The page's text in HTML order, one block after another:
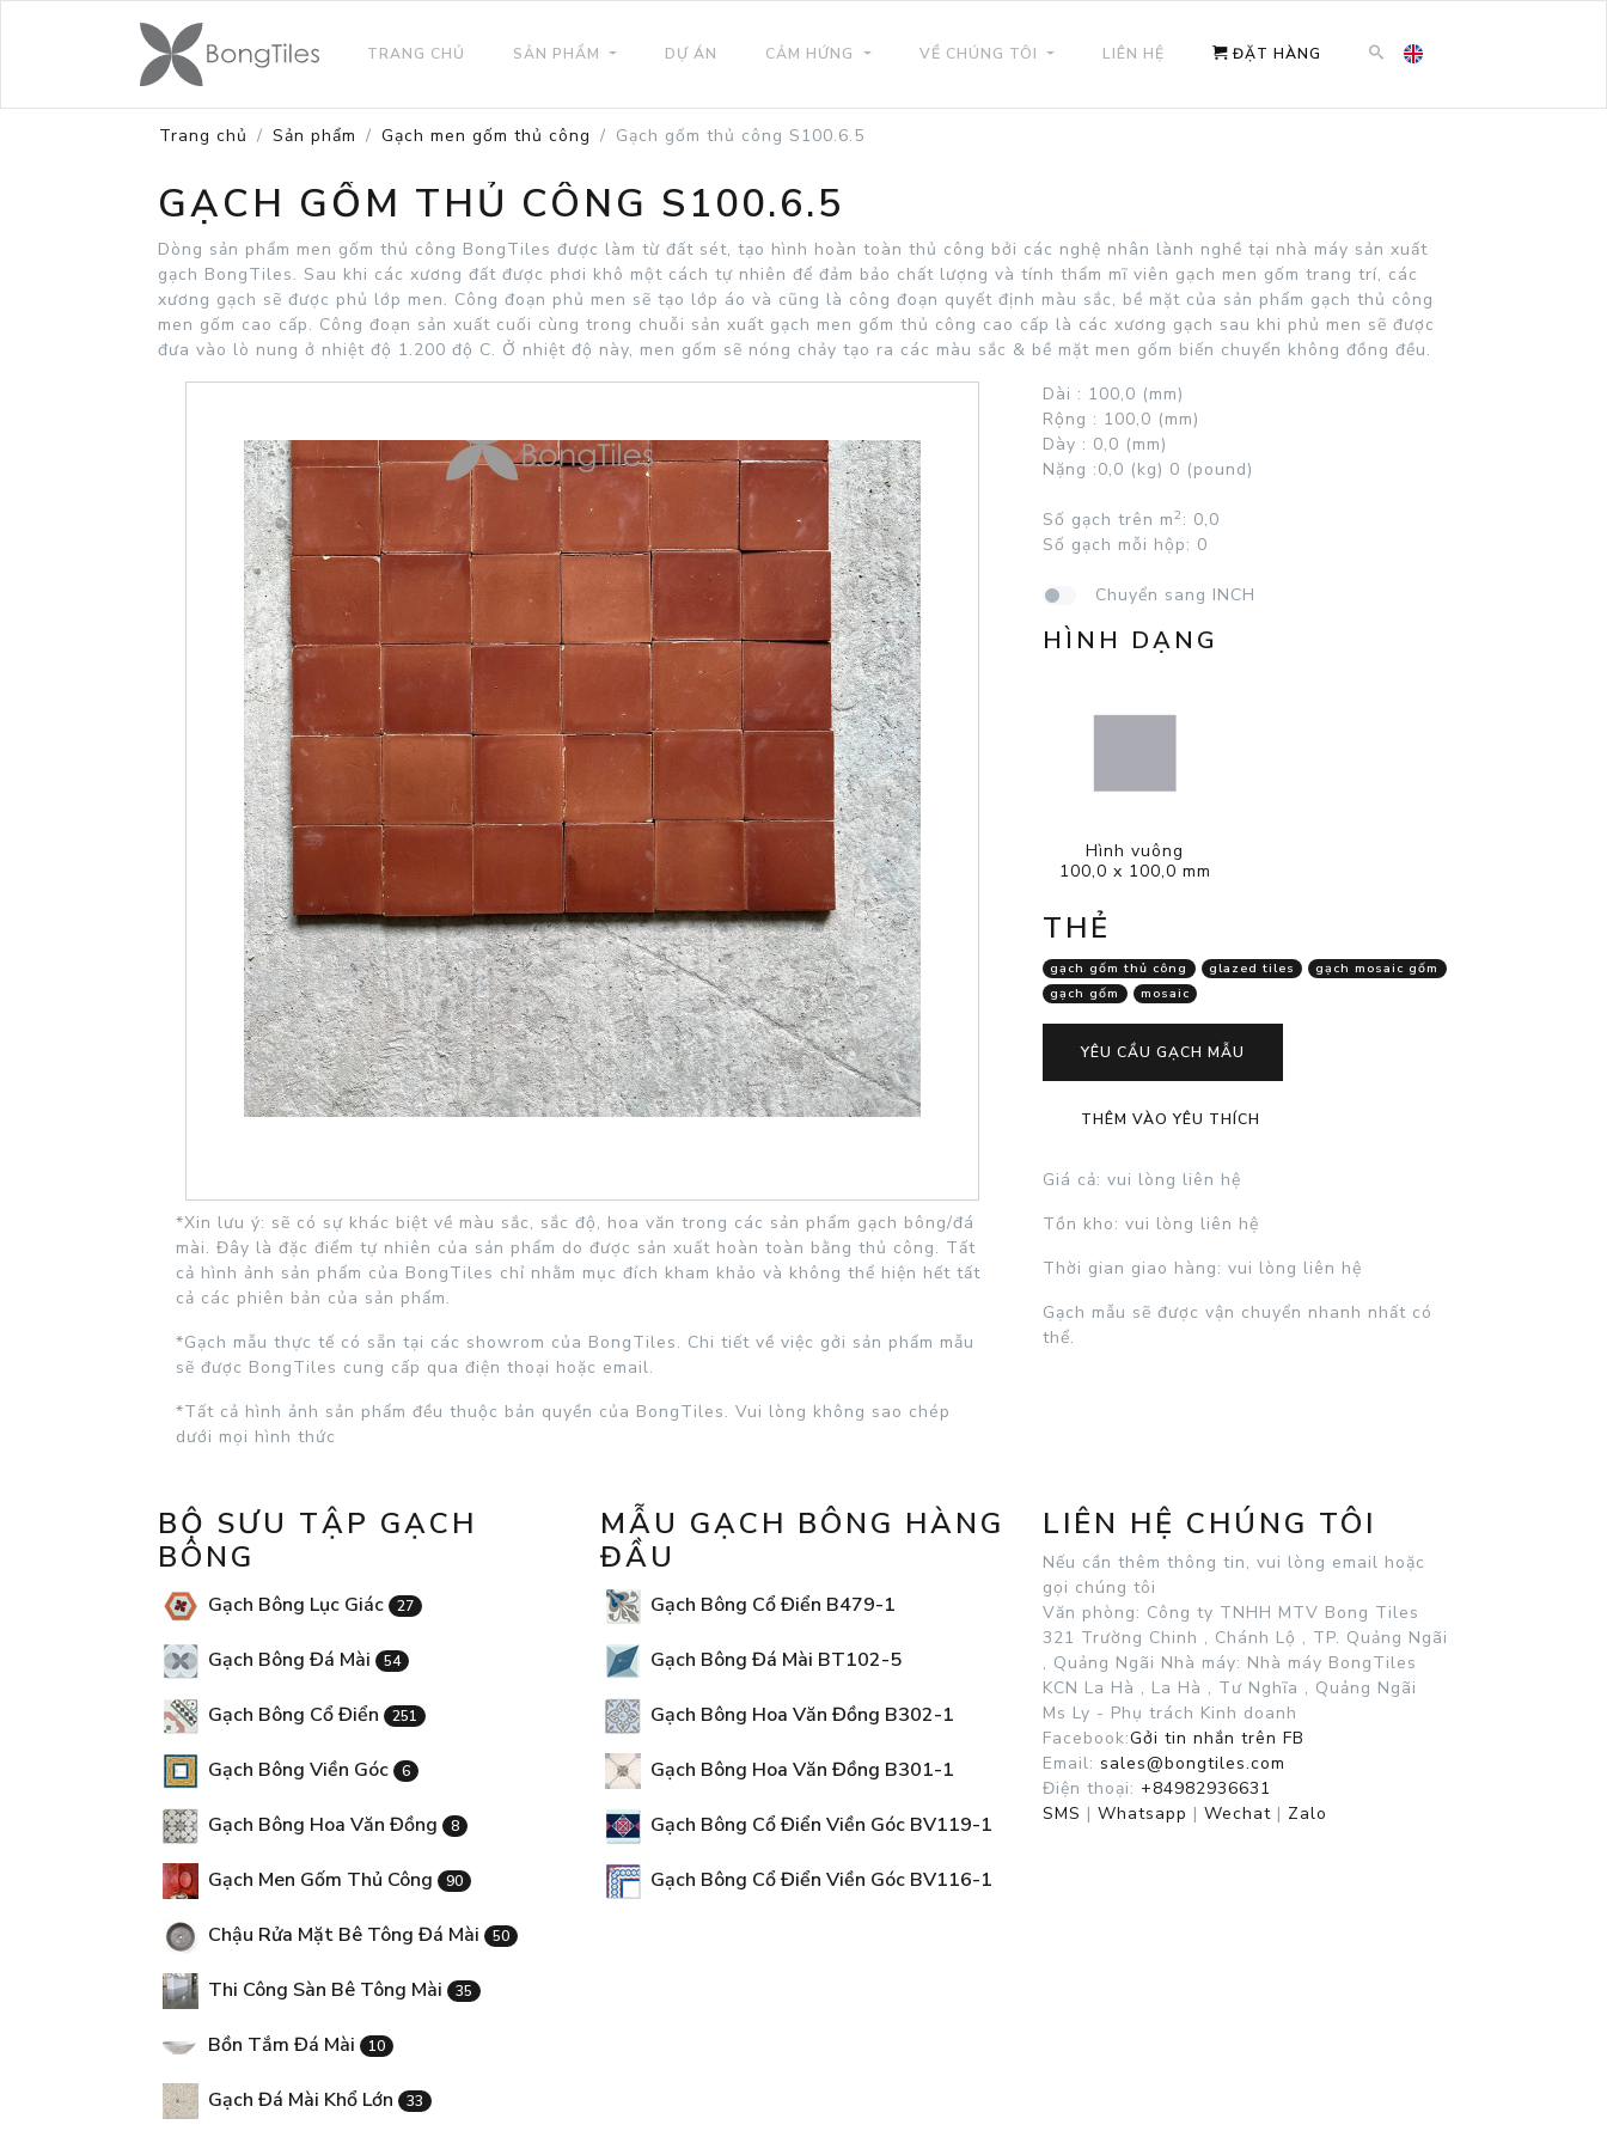
TRANG CHỦ SẢN PHẨM DỰ ÁN CẢM HỨNG VỀ CHÚNG TÔI LIÊN HỆ ĐẶT HÀNG
Trang chủ Sản phẩm Gạch men gốm thủ công Gạch gốm thủ công S100.6.5
GẠCH GỐM THỦ CÔNG S100.6.5
Dòng sản phẩm men gốm thủ công BongTiles được làm từ đất sét, tạo hình hoàn toàn thủ công bởi các nghệ nhân lành nghề tại nhà máy sản xuất
gạch BongTiles. Sau khi các xương đất được phơi khô một cách tự nhiên để đảm bảo chất lượng và tính thẩm mĩ viên gạch men gốm trang trí, các
xương gạch sẽ được phủ lớp men. Công đoạn phủ men sẽ tạo lớp áo và cũng là công đoạn quyết định màu sắc, bề mặt của sản phẩm gạch thủ công
men gốm cao cấp. Công đoạn sản xuất cuối cùng trong chuỗi sản xuất gạch men gốm thủ công cao cấp là các xương gạch sau khi phủ men sẽ được
đưa vào lò nung ở nhiệt độ 1.200 độ C. Ở nhiệt độ này, men gốm sẽ nóng chảy tạo ra các màu sắc & bề mặt men gốm biến chuyển không đồng đều.
*Xin lưu ý: sẽ có sự khác biệt về màu sắc, sắc độ, hoa văn trong các sản phẩm gạch bông/đá
mài. Đây là đặc điểm tự nhiên của sản phẩm do được sản xuất hoàn toàn bằng thủ công. Tất
cả hình ảnh sản phẩm của BongTiles chỉ nhằm mục đích kham khảo và không thể hiện hết tất
cả các phiên bản của sản phẩm.
*Gạch mẫu thực tế có sẵn tại các showrom của BongTiles. Chi tiết về việc gởi sản phẩm mẫu
sẽ được BongTiles cung cấp qua điện thoại hoặc email.
*Tất cả hình ảnh sản phẩm đều thuộc bản quyền của BongTiles. Vui lòng không sao chép
dưới mọi hình thức
Dài : 100,0 (mm)
Rộng : 100,0 (mm)
Dày : 0,0 (mm)
Nặng :0,0 (kg) 0 (pound)
Số gạch trên m2 : 0,0
Số gạch mỗi hộp: 0
Chuyển sang INCH
HÌNH DẠNG
Hình vuông
100,0 x 100,0 mm
THẺ
gạch gốm thủ công glazed tiles
gạch mosaic gốm
gạch gốm
mosaic
YÊU CẦU GẠCH MẪU
THÊM VÀO YÊU THÍCH
Giá cả: vui lòng liên hệ
Tồn kho: vui lòng liên hệ
Thời gian giao hàng: vui lòng liên hệ
Gạch mẫu sẽ được vận chuyển nhanh nhất có
thể.
BỘ SƯU TẬP GẠCH
BÔNG
Gạch Bông Lục Giác 27
Gạch Bông Đá Mài 54
Gạch Bông Cổ Điển 251
Gạch Bông Viền Góc 6
Gạch Bông Hoa Văn Đồng 8
Gạch Men Gốm Thủ Công 90
Chậu Rửa Mặt Bê Tông Đá Mài 50
Thi Công Sàn Bê Tông Mài 35
Bồn Tắm Đá Mài 10
Gạch Đá Mài Khổ Lớn 33
MẪU GẠCH BÔNG HÀNG
ĐẦU
Gạch Bông Cổ Điển B479-1
Gạch Bông Đá Mài BT102-5
Gạch Bông Hoa Văn Đồng B302-1
Gạch Bông Hoa Văn Đồng B301-1
Gạch Bông Cổ Điển Viền Góc BV119-1
Gạch Bông Cổ Điển Viền Góc BV116-1
LIÊN HỆ CHÚNG TÔI
Nếu cần thêm thông tin, vui lòng email hoặc
gọi chúng tôi
Văn phòng: Công ty TNHH MTV Bong Tiles
321 Trường Chinh , Chánh Lộ , TP. Quảng Ngãi
, Quảng Ngãi Nhà máy: Nhà máy BongTiles
KCN La Hà , La Hà , Tư Nghĩa , Quảng Ngãi
Ms Ly - Phụ trách Kinh doanh
Facebook:Gởi tin nhắn trên FB
Email: sales@bongtiles.com
Điện thoại: +84982936631
SMS | Whatsapp | Wechat | Zalo